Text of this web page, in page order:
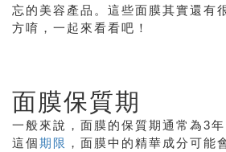
忘的美容產品。這些面膜其實還有
方唷，一起來看看吧！
面膜保質期
一般來說，面膜的保質期通常為3
這個期限 ，面膜中的精華成分可能